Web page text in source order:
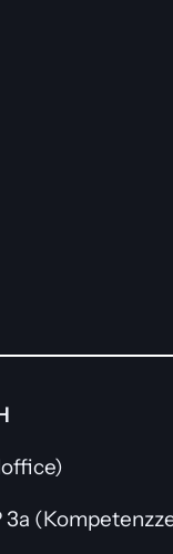
3a